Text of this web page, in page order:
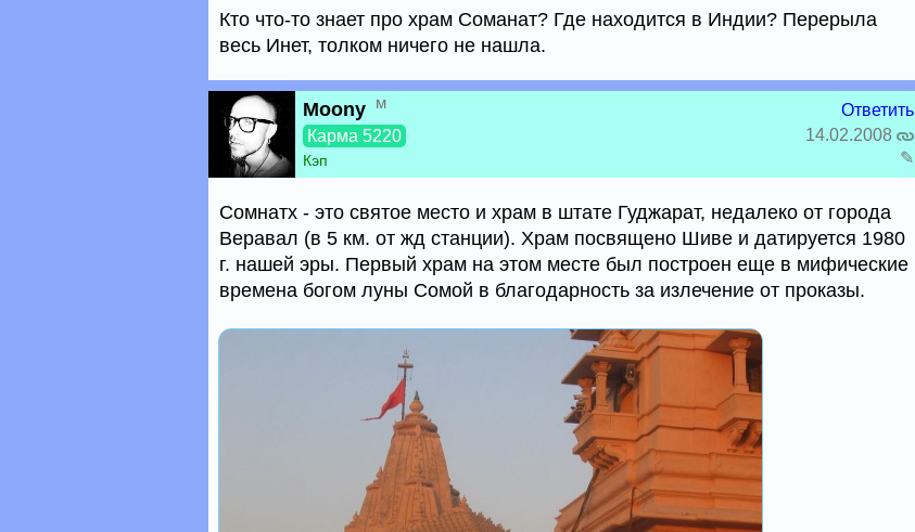
Кто что-то знает про храм Соманат? Где находится в Индии? Перерыла
весь Инет, толком ничего не нашла.
Moony м
Карма 5220
Кэп
Ответить
14.02.2008
✎
Сомнатх - это святое место и храм в штате Гуджарат, недалеко от города
Веравал (в 5 км. от жд станции). Храм посвящено Шиве и датируется 1980
г. нашей эры. Первый храм на этом месте был построен еще в мифические
времена богом луны Сомой в благодарность за излечение от проказы.